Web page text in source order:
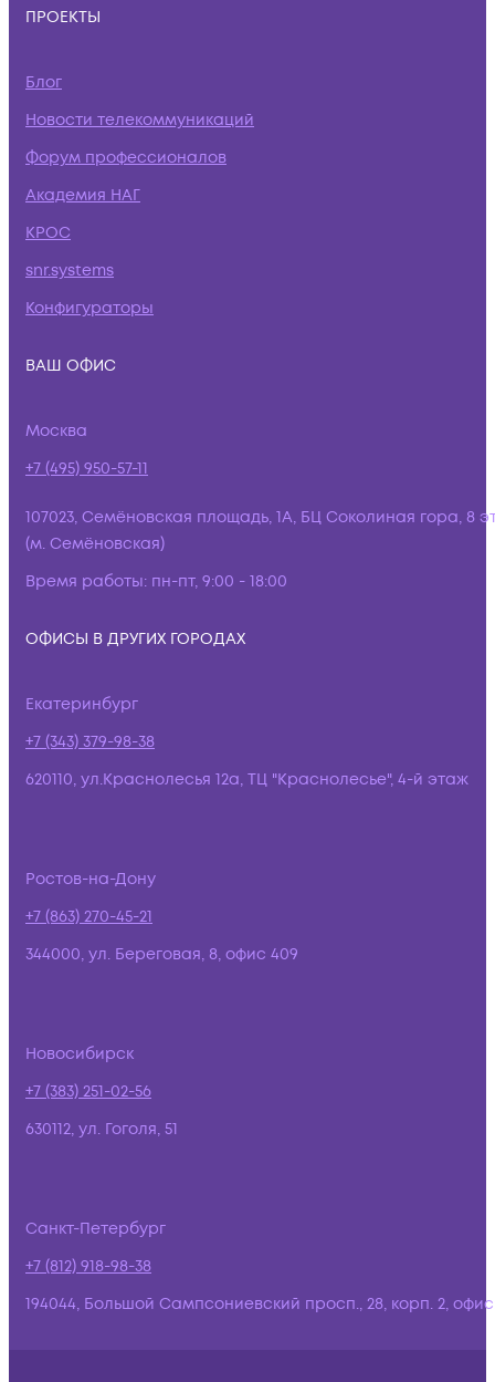
ПРОЕКТЫ
Блог
Новости телекоммуникаций
Форум профессионалов
Академия НАГ
КРОС
snr.systems
Конфигураторы
ВАШ ОФИС
Москва
+7 (495) 950-57-11
107023, Семёновская площадь, 1А, БЦ Соколиная гора, 8
(м. Семёновская)
Время работы: пн-пт, 9:00 - 18:00
ОФИСЫ В ДРУГИХ ГОРОДАХ
Екатеринбург
+7 (343) 379-98-38
620110, ул.Краснолесья 12а, ТЦ "Краснолесье", 4-й этаж
Ростов-на-Дону
+7 (863) 270-45-21
344000, ул. Береговая, 8, офис 409
Новосибирск
+7 (383) 251-02-56
630112, ул. Гоголя, 51
Санкт-Петербург
+7 (812) 918-98-38
194044, Большой Сампсониевский просп., 28, корп. 2,